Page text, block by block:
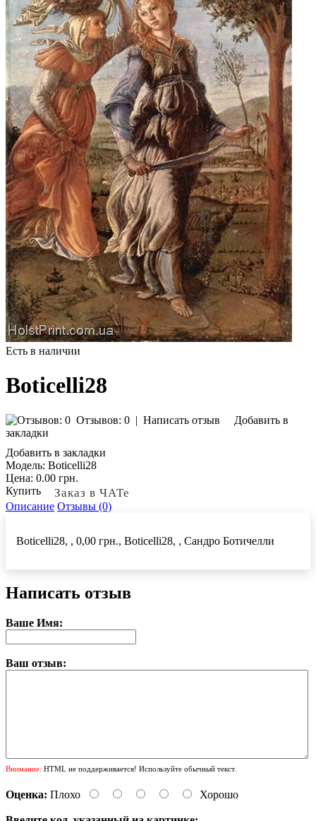
Есть в наличии
Boticelli28
Отзывов: 0 | Написать отзыв
Добавить в
закладки
Добавить в закладки
Модель: Boticelli28
Цена: 0.00 грн.
Купить
Заказ в ЧАТе
Описание Отзывы (0)
Boticelli28, , 0,00 грн., Boticelli28, , Сандро Ботичелли
Написать отзыв
Ваше Имя:
Ваш отзыв:
Внимание: HTML не поддерживается! Используйте обычный текст.
Оценка: Плохо Хорошо